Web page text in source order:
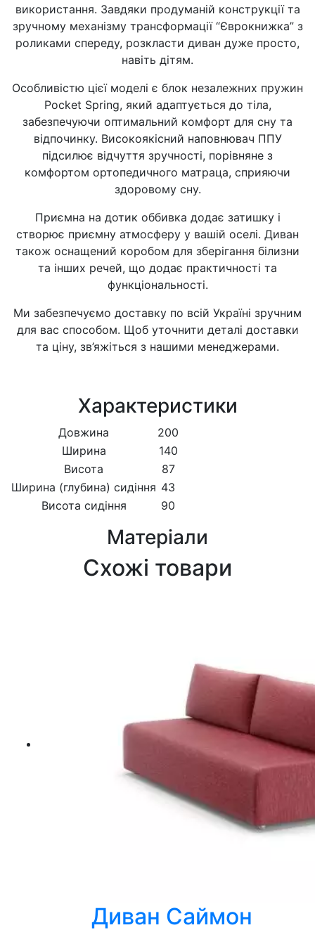
використання. Завдяки продуманій конструкції та
зручному механізму трансформації “Єврокнижка” з
роликами спереду, розкласти диван дуже просто,
навіть дітям.
Особливістю цієї моделі є блок незалежних пружин
Pocket Spring, який адаптується до тіла,
забезпечуючи оптимальний комфорт для сну та
відпочинку. Високоякісний наповнювач ППУ
підсилює відчуття зручності, порівняне з
комфортом ортопедичного матраца, сприяючи
здоровому сну.
Приємна на дотик оббивка додає затишку і
створює приємну атмосферу у вашій оселі. Диван
також оснащений коробом для зберігання білизни
та інших речей, що додає практичності та
функціональності.
Ми забезпечуємо доставку по всій Україні зручним
для вас способом. Щоб уточнити деталі доставки
та ціну, зв’яжіться з нашими менеджерами.
Характеристики
Довжина
200
Ширина
140
Висота
87
Ширина (глубина) сидіння 43
Висота сидіння
90
Матеріали
Схожі товари
Диван Саймон